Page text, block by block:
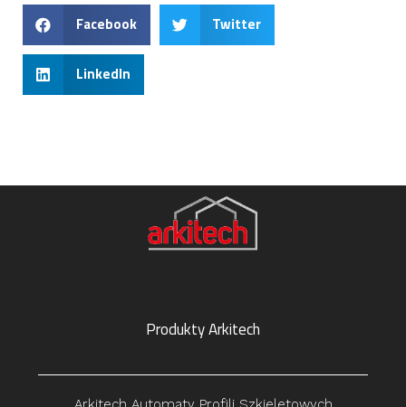
Facebook Twitter
LinkedIn
Produkty Arkitech